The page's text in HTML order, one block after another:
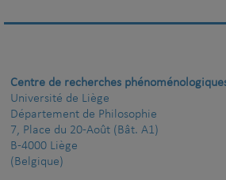
Centre de recherches
Université de Liège
Département de Philosophie
7, Place du 20-Août (Bât. A1)
B-4000 Liège
(Belgique)